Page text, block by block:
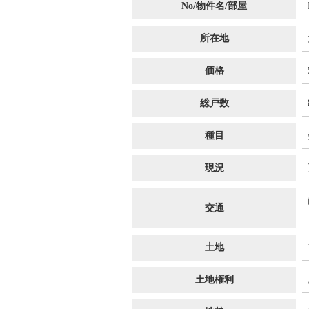
No/物件名/部屋
所在地
価格
総戸数
種目
現況
交通
土地
土地権利